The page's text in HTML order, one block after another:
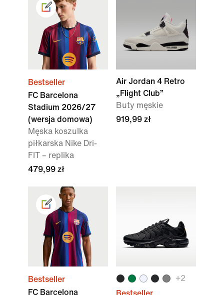
Bestseller
FC Barcelona
Stadium 2026/27
(wersja domowa)
Męska koszulka
piłkarska Nike Dri-
FIT – replika
479,99 zł
Air Jordan 4 Retro
„Flight Club”
Buty męskie
919,99 zł
Bestseller
FC Barcelona
+2
Bestseller